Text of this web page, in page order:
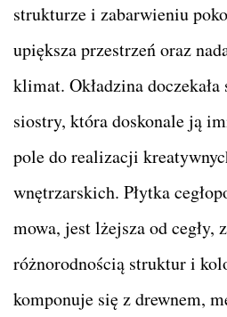
strukturze i zabarwieniu
upiększa przestrzeń oraz
klimat. Okładzina doczekała
siostry, która doskonale ją
pole do realizacji
wnętrzarskich. Płytka
mowa, jest lżejsza od cegły,
różnorodnością struktur i
komponuje się z drewnem,